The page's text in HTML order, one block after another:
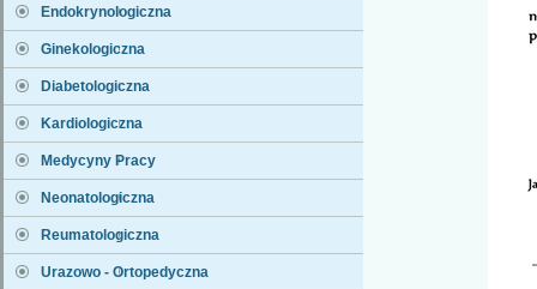
Endokrynologiczna
Ginekologiczna
Diabetologiczna
Kardiologiczna
Medycyny Pracy
Neonatologiczna
Reumatologiczna
Urazowo - Ortopedyczna